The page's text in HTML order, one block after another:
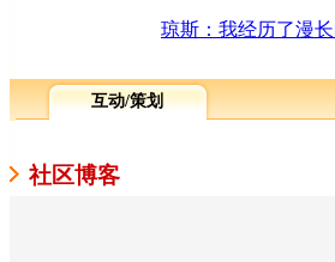
琼斯：我经历了漫
互动/策划
社区博客